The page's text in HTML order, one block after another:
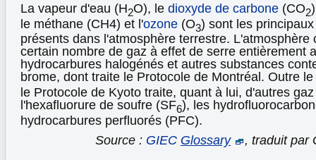
La vapeur d'eau (H2O), le dioxyde de carbone (CO2
le méthane (CH4) et l'ozone (O3) sont les
présents dans l'atmosphère terrestre. L'atmosphère
certain nombre de gaz à effet de serre entièrement
hydrocarbures halogénés et autres substances
brome, dont traite le Protocole de Montréal. Outre
le Protocole de Kyoto traite, quant à lui, d'autres
l'hexafluorure de soufre (SF6), les
hydrocarbures perfluorés (PFC).
Source : GIEC Glossary
, traduit par